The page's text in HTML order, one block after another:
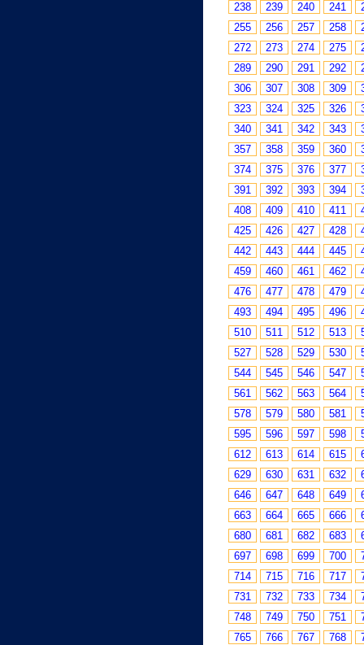
238
239 240 241
255
256 257 258
272
273 274 275
289
290 291 292
306
307 308 309
323
324 325 326
340
341 342 343
357
358 359 360
374
375 376 377
391
392 393 394
408
409 410 411
425
426 427 428
442
443 444 445
459
460 461 462
476
477 478 479
493
494 495 496
510
511 512 513
527
528 529 530
544
545 546 547
561
562 563 564
578
579 580 581
595
596 597 598
612
613 614 615
629
630 631 632
646
647 648 649
663
664 665 666
680
681 682 683
697
698 699 700
714
715 716 717
731
732 733 734
748
749 750 751
765
766 767 768